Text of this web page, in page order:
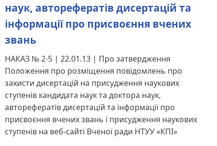
наук, авторефератів дисертацій та
інформації про присвоєння вчених
звань
НАКАЗ № 2-5 | 22.01.13 | Про затвердження
Положення про розміщення повідомлень про
захисти дисертацій на присудження наукових
ступенів кандидата наук та доктора наук,
авторефератів дисертацій та інформації про
присвоєння вчених звань і присудження наукових
ступенів на веб-сайті Вченої ради НТУУ «КПІ»